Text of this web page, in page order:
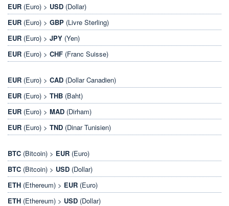
EUR (Euro) > USD (Dollar)
EUR (Euro) > GBP (Livre Sterling)
EUR (Euro) > JPY (Yen)
EUR (Euro) > CHF (Franc Suisse)
EUR (Euro) > CAD (Dollar Canadien)
EUR (Euro) > THB (Baht)
EUR (Euro) > MAD (Dirham)
EUR (Euro) > TND (Dinar Tunisien)
BTC (Bitcoin) > EUR (Euro)
BTC (Bitcoin) > USD (Dollar)
ETH (Ethereum) > EUR (Euro)
ETH (Ethereum) > USD (Dollar)